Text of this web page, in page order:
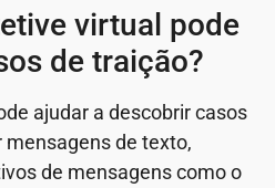
virtual pode
de traição?
ajudar a descobrir casos
de texto,
de mensagens como o